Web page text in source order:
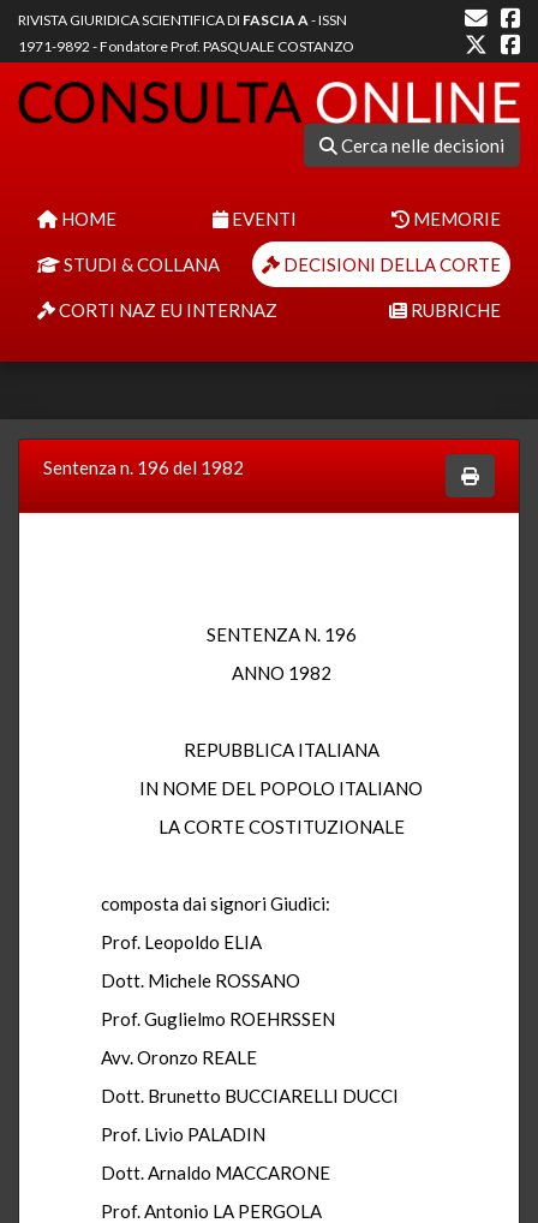
RIVISTA GIURIDICA SCIENTIFICA DI FASCIA A- ISSN
1971-9892 - Fondatore Prof. PASQUALE COSTANZO
Cerca nelle decisioni
HOME EVENTI MEMORIE
STUDI & COLLANA DECISIONI DELLA CORTE
CORTI NAZ EU INTERNAZ RUBRICHE
Sentenza n. 196 del 1982
SENTENZA N. 196
ANNO 1982
REPUBBLICA ITALIANA
IN NOME DEL POPOLO ITALIANO
LA CORTE COSTITUZIONALE
composta dai signori Giudici:
Prof. Leopoldo ELIA
Dott. Michele ROSSANO
Prof. Guglielmo ROEHRSSEN
Avv. Oronzo REALE
Dott. Brunetto BUCCIARELLI DUCCI
Prof. Livio PALADIN
Dott. Arnaldo MACCARONE
Prof. Antonio LA PERGOLA